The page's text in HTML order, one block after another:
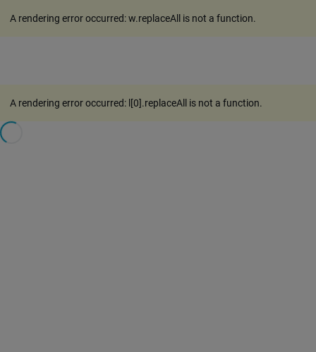
A rendering error occurred:w.replaceAll is not a function.
A rendering error occurred: l[0].replaceAll is not a function.